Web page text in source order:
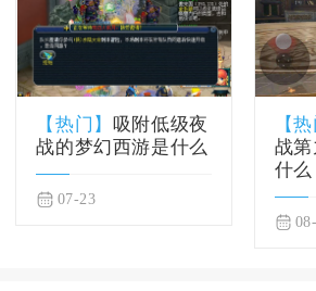
【热门】 吸附低级夜
战的梦幻西游是什么
07-23
【
战
什么